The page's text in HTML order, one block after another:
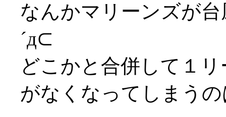
なんかマリーンズが
´д⊂
どこかと合併して１
がなくなってしまう